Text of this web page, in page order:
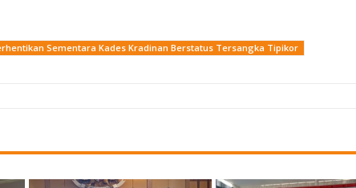
Sementara Kades Kradinan Berstatus Tersangka Tipikor